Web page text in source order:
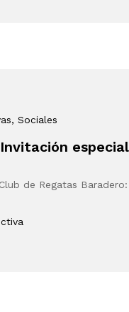
, Sociales
especial
de Regatas